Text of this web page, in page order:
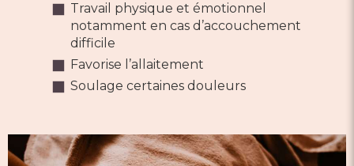
Travail physique et émotionnel
notamment en cas d’accouchement
difficile
Favorise l’allaitement
Soulage certaines douleurs